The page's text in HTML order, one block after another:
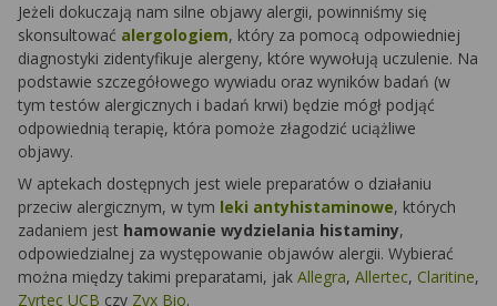
Jeżeli dokuczają nam silne objawy alergii, powinniśmy się
skonsultować alergologiem, który za pomocą odpowiedniej
diagnostyki zidentyfikuje alergeny, które wywołują uczulenie. Na
podstawie szczegółowego wywiadu oraz wyników badań (w
tym testów alergicznych i badań krwi) będzie mógł podjąć
odpowiednią terapię, która pomoże złagodzić uciążliwe
objawy.
W aptekach dostępnych jest wiele preparatów o działaniu
przeciw alergicznym, w tym leki antyhistaminowe, których
zadaniem jest hamowanie wydzielania histaminy,
odpowiedzialnej za występowanie objawów alergii. Wybierać
można między takimi preparatami, jak Allegra, Allertec, Claritine,
Zyrtec UCB czy Zyx Bio.